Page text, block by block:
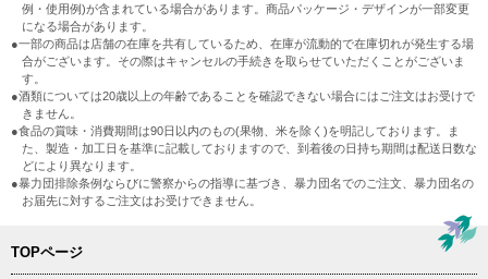
例・使用例)が含まれている場合があります。商品パッケージ・デザインが一部変更
になる場合があります。
●一部の商品は店舗の在庫を共有しているため、在庫が流動的で在庫切れが発生する場
合がございます。その際はキャンセルの手続きを取らせていただくことがございま
す。
●酒類については20歳以上の年齢であることを確認できない場合にはご注文はお受けで
きません。
●食品の賞味・消費期間は90日以内のもの(果物、米を除く)を明記しております。ま
た、製造・加工日を基準に記載しておりますので、到着後の日持ち期間は配送日数な
どにより異なります。
●暴力団排除条例ならびに警察からの指導に基づき、暴力団名でのご注文、暴力団名の
お届先に対するご注文はお受けできません。
TOPページ